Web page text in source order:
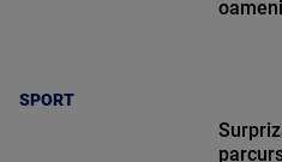
SPORT